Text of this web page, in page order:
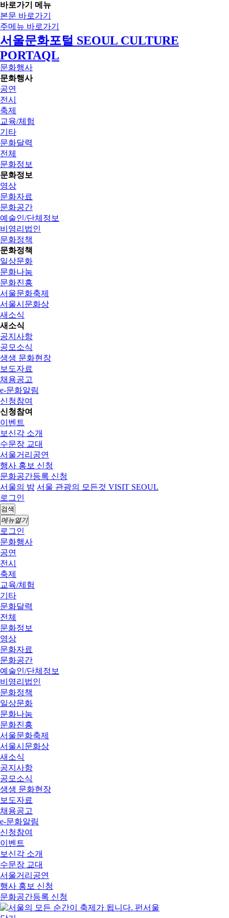
바로가기 메뉴
본문 바로가기
주메뉴 바로가기
서울문화포털 SEOUL CULTURE
PORTAQL
문화행사
문화행사
공연
전시
축제
교육/체험
기타
문화달력
전체
문화정보
문화정보
영상
문화자료
문화공간
예술인/단체정보
비영리법인
문화정책
문화정책
일상문화
문화나눔
문화진흥
서울문화축제
서울시문화상
새소식
새소식
공지사항
공모소식
생생 문화현장
보도자료
채용공고
e-문화알림
신청참여
신청참여
이벤트
보신각 소개
수문장 교대
서울거리공연
행사 홍보 신청
문화공간등록 신청
서울의 밤 서울 관광의 모든것 VISIT SEOUL
로그인
검색
메뉴열기
로그인
문화행사
공연
전시
축제
교육/체험
기타
문화달력
전체
문화정보
영상
문화자료
문화공간
예술인/단체정보
비영리법인
문화정책
일상문화
문화나눔
문화진흥
서울문화축제
서울시문화상
새소식
공지사항
공모소식
생생 문화현장
보도자료
채용공고
e-문화알림
신청참여
이벤트
보신각 소개
수문장 교대
서울거리공연
행사 홍보 신청
문화공간등록 신청